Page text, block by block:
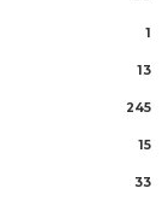
1
13
245
15
33